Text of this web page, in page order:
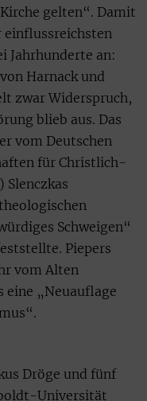
gelten“. Damit
einflussreichsten
Jahrhunderte an:
Harnack und
zwar Widerspruch,
blieb aus. Das
vom Deutschen
für Christlich-
Slenczkas
Schweigen“
Piepers
vom Alten
eine „Neuauflage
Dröge und fünf
Universität